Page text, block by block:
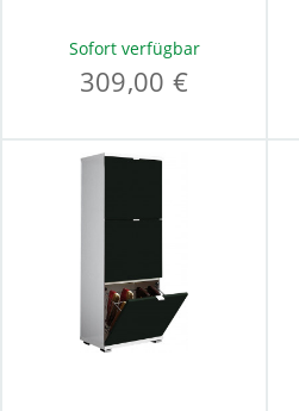
Sofort verfügbar
309,00 €